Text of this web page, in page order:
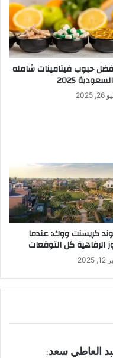
افضل حبوب فيتامينات شامله​
2025
2025
كريسنت ووك: عندما
الرفاهية كل التوقعات
العاطي سعد: